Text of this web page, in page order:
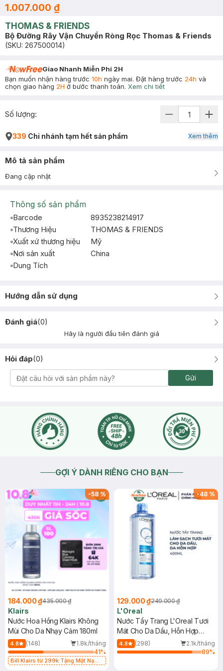
1.007.000 ₫
THOMAS & FRIENDS
Bộ Đường Rây Vận Chuyển Ròng Rọc Thomas & Friends
(SKU: 267500014)
Giao Nhanh Miễn Phí 2H
Bạn muốn nhận hàng trước 10h ngày mai. Đặt hàng trước 24h và
chọn giao hàng 2H ở bước thanh toán. Xem chi tiết
Số lượng:
339 Chi nhánh tạm hết sản phẩm Xem thêm
Mô tả sản phẩm
Đang cập nhật
Thông số sản phẩm
Barcode
8935238214917
Thương Hiệu
THOMAS & FRIENDS
Xuất xứ thương hiệu
Mỹ
Nơi sản xuất
China
Dung Tích
Hướng dẫn sử dụng
Đánh giá(0)
Hãy là người đầu tiên đánh giá
Hỏi đáp(0)
Gửi
GỢI Ý DÀNH RIÊNG CHO BẠN
-58%
184.000 ₫435.000 ₫
Klairs
Nước Hoa Hồng Klairs Không
Mùi Cho Da Nhạy Cảm 180ml
4.8 (148)
1.8k/tháng
41%
Bill Klairs từ 299k Tặng Mặt Nạ
-48 %
129.000 ₫249.000 ₫
L'Oreal
Nước Tẩy Trang L'Oreal Tươi
Mát Cho Da Dầu, Hỗn Hợp
400ml
4.8 (298)
2.1k/tháng
89%